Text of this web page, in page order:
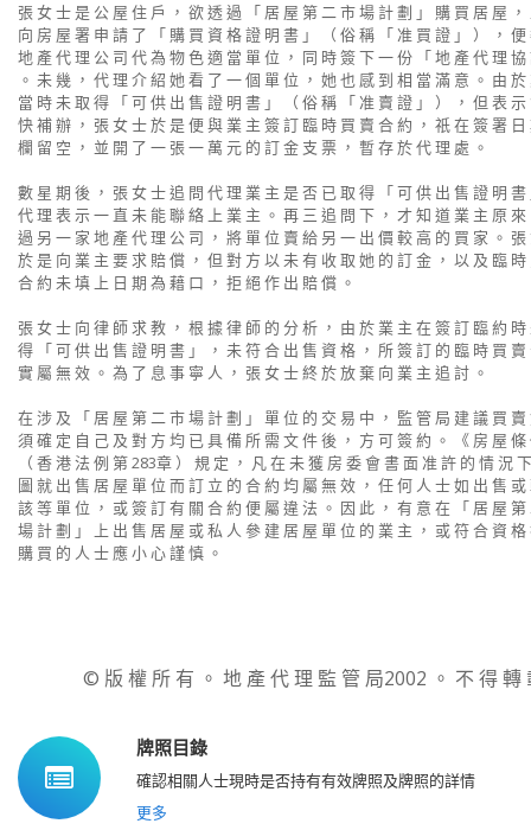
張 女 士 是 公 屋 住 戶 ， 欲 透 過 「 居 屋 第 二 市 場 計 劃 」 購 買 居 屋 ，
向 房 屋 署 申 請 了 「 購 買 資 格 證 明 書 」 （ 俗 稱 「 准 買 證 」 ） ， 便
地 產 代 理 公 司 代 為 物 色 適 當 單 位 ， 同 時 簽 下 一 份 「 地 產 代 理 協
。 未 幾 ， 代 理 介 紹 她 看 了 一 個 單 位 ， 她 也 感 到 相 當 滿 意 。 由 於
當 時 未 取 得 「 可 供 出 售 證 明 書 」 （ 俗 稱 「 准 賣 證 」 ） ， 但 表 示
快 補 辦 ， 張 女 士 於 是 便 與 業 主 簽 訂 臨 時 買 賣 合 約 ， 祇 在 簽 署 日
欄 留 空 ， 並 開 了 一 張 一 萬 元 的 訂 金 支 票 ， 暫 存 於 代 理 處 。
數 星 期 後 ， 張 女 士 追 問 代 理 業 主 是 否 已 取 得 「 可 供 出 售 證 明 書
代 理 表 示 一 直 未 能 聯 絡 上 業 主 。 再 三 追 問 下 ， 才 知 道 業 主 原 來
過 另 一 家 地 產 代 理 公 司 ， 將 單 位 賣 給 另 一 出 價 較 高 的 買 家 。 張
於 是 向 業 主 要 求 賠 償 ， 但 對 方 以 未 有 收 取 她 的 訂 金 ， 以 及 臨 時
合 約 未 填 上 日 期 為 藉 口 ， 拒 絕 作 出 賠 償 。
張 女 士 向 律 師 求 教 ， 根 據 律 師 的 分 析 ， 由 於 業 主 在 簽 訂 臨 約 時
得 「 可 供 出 售 證 明 書 」 ， 未 符 合 出 售 資 格 ， 所 簽 訂 的 臨 時 買 賣
實 屬 無 效 。 為 了 息 事 寧 人 ， 張 女 士 終 於 放 棄 向 業 主 追 討 。
在 涉 及 「 居 屋 第 二 市 場 計 劃 」 單 位 的 交 易 中 ， 監 管 局 建 議 買 賣
須 確 定 自 己 及 對 方 均 已 具 備 所 需 文 件 後 ， 方 可 簽 約 。 《 房 屋 條
（ 香 港 法 例 第 283章 ） 規 定 ， 凡 在 未 獲 房 委 會 書 面 准 許 的 情 況
圖 就 出 售 居 屋 單 位 而 訂 立 的 合 約 均 屬 無 效 ， 任 何 人 士 如 出 售 或
該 等 單 位 ， 或 簽 訂 有 關 合 約 便 屬 違 法 。 因 此 ， 有 意 在 「 居 屋 第
場 計 劃 」 上 出 售 居 屋 或 私 人 參 建 居 屋 單 位 的 業 主 ， 或 符 合 資 格
購 買 的 人 士 應 小 心 謹 慎 。
© 版 權 所 有 。 地 產 代 理 監 管 局2002 。 不 得 轉
牌照目錄
確認相關人士現時是否持有有效牌照及牌照的詳情
更多